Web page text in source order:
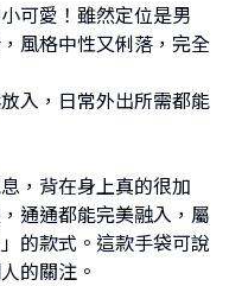
可愛！雖然定位是男
風格中性又俐落，完全
入，日常外出所需都能
，背在身上真的很加
通通都能完美融入，屬
的款式。這款手袋可說
的關注。